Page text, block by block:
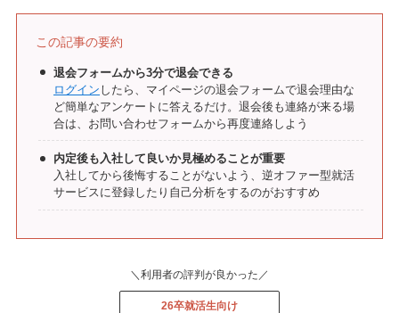
この記事の要約
退会フォームから3分で退会できる
ログイン したら、マイページの退会フォームで退会理由な
ど簡単なアンケートに答えるだけ。退会後も連絡が来る場
合は、お問い合わせフォームから再度連絡しよう
内定後も入社して良いか見極めることが重要
入社してから後悔することがないよう、逆オファー型就活
サービスに登録したり自己分析をするのがおすすめ
＼利用者の評判が良かった／
26卒就活生向け